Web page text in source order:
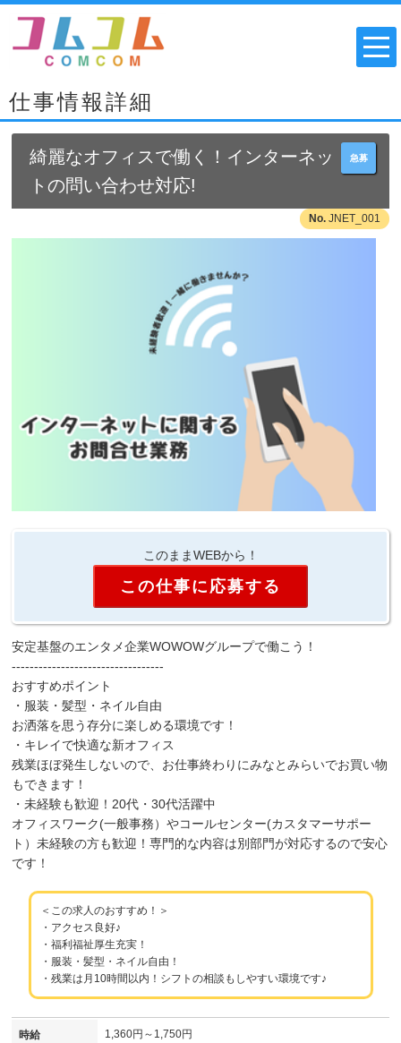
仕事情報詳細
急募
綺麗なオフィスで働く！インターネッ
トの問い合わせ対応!
JNET_001
このままWEBから！
この仕事に応募する
安定基盤のエンタメ企業WOWOWグループで働こう！
----------------------------------
おすすめポイント
・服装・髪型・ネイル自由
お洒落を思う存分に楽しめる環境です！
・キレイで快適な新オフィス
残業ほぼ発生しないので、お仕事終わりにみなとみらいでお買い物
もできます！
・未経験も歓迎！20代・30代活躍中
オフィスワーク(一般事務）やコールセンター(カスタマーサポー
ト）未経験の方も歓迎！専門的な内容は別部門が対応するので安心
です！
＜この求人のおすすめ！＞
・アクセス良好♪
・福利福祉厚生充実！
・服装・髪型・ネイル自由！
・残業は月10時間以内！シフトの相談もしやすい環境です♪
時給 1,360円～1,750円